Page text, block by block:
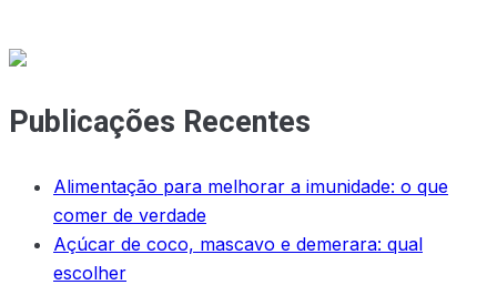
Publicações Recentes
Alimentação para melhorar a imunidade: o que
comer de verdade
Açúcar de coco, mascavo e demerara: qual
escolher